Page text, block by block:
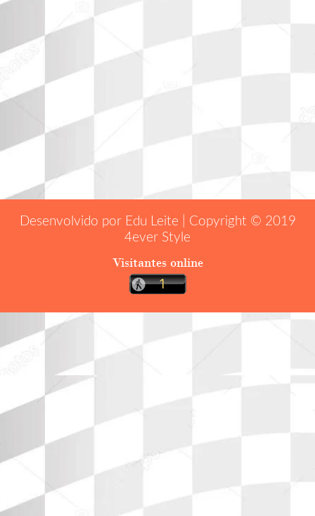
Desenvolvido por Edu Leite | Copyright © 2019
4ever Style
Visitantes online